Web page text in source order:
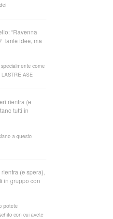
“Ravenna
Tante idee, ma
come
ASE
rientra (e
tutti in
a questo
(e spera),
in gruppo con
potete
con cui avete